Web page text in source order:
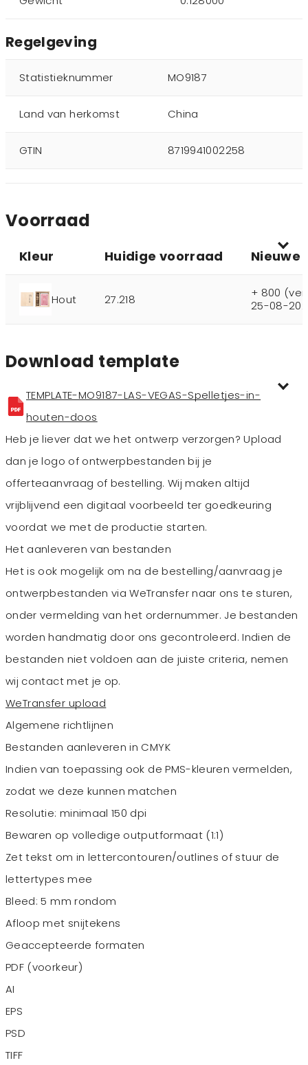
Regelgeving
Statistieknummer MO9187
Land van herkomst China
GTIN 8719941002258
Voorraad
Kleur Huidige voorraad Nieuwe
Hout 27.218
+ 800
25-08-
Download template
TEMPLATE-MO9187-LAS-VEGAS-Spelletjes-in-
houten-doos
Heb je liever dat we het ontwerp verzorgen? Upload
dan je logo of ontwerpbestanden bij je
offerteaanvraag of bestelling. Wij maken altijd
vrijblijvend een digitaal voorbeeld ter goedkeuring
voordat we met de productie starten.
Het aanleveren van bestanden
Het is ook mogelijk om na de bestelling/aanvraag je
ontwerpbestanden via WeTransfer naar ons te sturen,
onder vermelding van het ordernummer. Je bestanden
worden handmatig door ons gecontroleerd. Indien de
bestanden niet voldoen aan de juiste criteria, nemen
wij contact met je op.
WeTransfer upload
Algemene richtlijnen
Bestanden aanleveren in CMYK
Indien van toepassing ook de PMS-kleuren vermelden,
zodat we deze kunnen matchen
Resolutie: minimaal 150 dpi
Bewaren op volledige outputformaat (1:1)
Zet tekst om in lettercontouren/outlines of stuur de
lettertypes mee
Bleed: 5 mm rondom
Afloop met snijtekens
Geaccepteerde formaten
PDF (voorkeur)
AI
EPS
PSD
TIFF